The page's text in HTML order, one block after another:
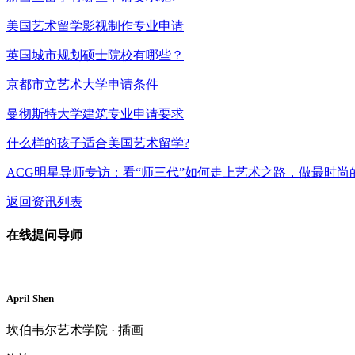
美国艺术留学影视制作专业申请
英国城市规划硕士院校有哪些？
京都市立艺术大学申请条件
曼彻斯特大学建筑专业申请要求
什么样的孩子适合美国艺术留学?
ACG明星导师专访：看“师三代”如何走上艺术之路，做最时尚
返回资讯列表
在线提问导师
April Shen
坎伯韦尔艺术学院 · 插画